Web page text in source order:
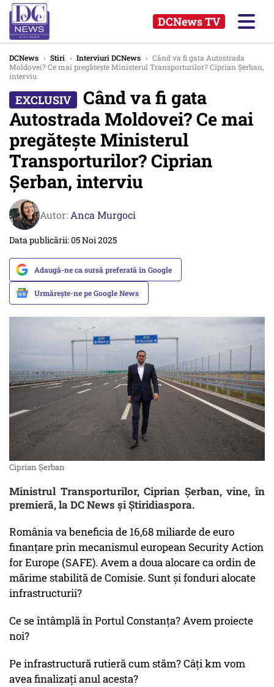
DCNews TV
DCNews › Stiri › Interviuri DCNews › Când va fi gata Autostrada
Moldovei? Ce mai pregătește Ministerul Transporturilor? Ciprian Șerban,
interviu
Când va fi gata
Autostrada Moldovei? Ce mai
pregătește Ministerul
Transporturilor? Ciprian
Șerban, interviu
Autor: Anca Murgoci
Data publicării: 05 Noi 2025
Adaugă-ne ca sursă preferată în Google
Urmărește-ne pe Google News
Ciprian Șerban
Ministrul Transporturilor, Ciprian Șerban, vine, în
premieră, la DC News și Știridiaspora.
România va beneficia de 16,68 miliarde de euro
finanțare prin mecanismul european Security Action
for Europe (SAFE). Avem a doua alocare ca ordin de
mărime stabilită de Comisie. Sunt și fonduri alocate
infrastructurii?
Ce se întâmplă în Portul Constanța? Avem proiecte
noi?
Pe infrastructură rutieră cum stăm? Câți km vom
avea finalizați anul acesta?